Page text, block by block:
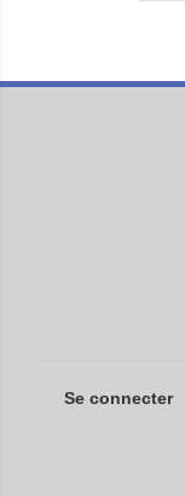
Se connecter